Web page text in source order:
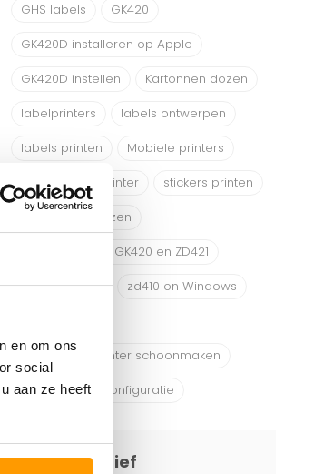
en om ons
social
aan ze heeft
GHS labels
GK420
GK420D installeren op Apple
GK420D instellen
Kartonnen dozen
labelprinters
labels ontwerpen
labels printen
Mobiele printers
My DHL Labelprinter
stickers printen
Verpakkingsdozen
Verschil tussen GK420 en ZD421
ZD410 on Mac
zd410 on Windows
Zebra Labelprinter schoonmaken
Zebra printer configuratie
Nieuwsbrief